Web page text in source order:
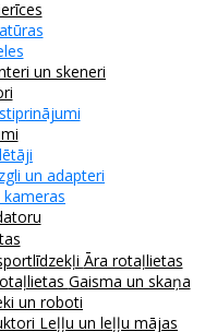
un skeneri
un adapteri
Āra rotaļlietas
Gaisma un skaņa
un roboti
Leļļu un leļļu mājas